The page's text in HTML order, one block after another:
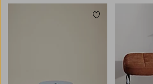
Dodaj do